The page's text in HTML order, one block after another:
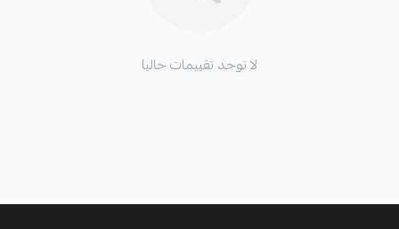
لا توجد تقييمات حاليا